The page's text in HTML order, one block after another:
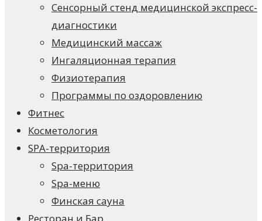
Сенсорный стенд медицинской экспресс-
диагностики
Медицинский массаж
Ингаляционная терапия
Физиотерапия
Программы по оздоровлению
Фитнес
Косметология
SPA-территория
Spa-территория
Spa-меню
Финская сауна